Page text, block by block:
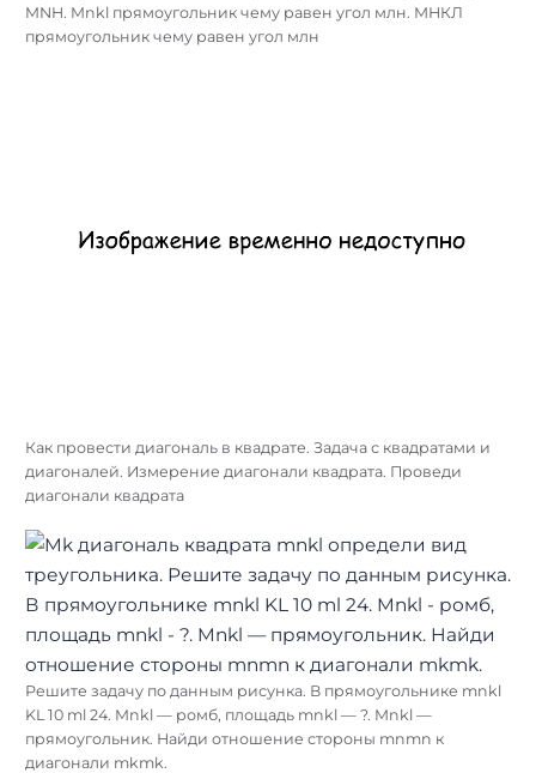
MNH. Mnkl прямоугольник чему равен угол млн. МНКЛ
прямоугольник чему равен угол млн
Как провести диагональ в квадрате. Задача с квадратами и
диагоналей. Измерение диагонали квадрата. Проведи
диагонали квадрата
Решите задачу по данным рисунка. В прямоугольнике mnkl
KL 10 ml 24. Mnkl — ромб, площадь mnkl — ?. Mnkl —
прямоугольник. Найди отношение стороны mnmn к
диагонали mkmk.